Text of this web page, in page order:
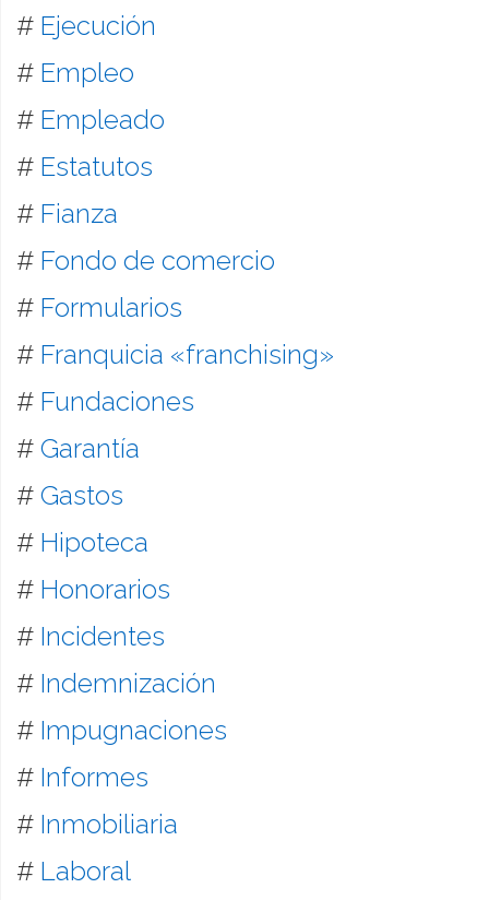
# Ejecución
# Empleo
# Empleado
# Estatutos
# Fianza
# Fondo de comercio
# Formularios
# Franquicia «franchising»
# Fundaciones
# Garantía
# Gastos
# Hipoteca
# Honorarios
# Incidentes
# Indemnización
# Impugnaciones
# Informes
# Inmobiliaria
# Laboral